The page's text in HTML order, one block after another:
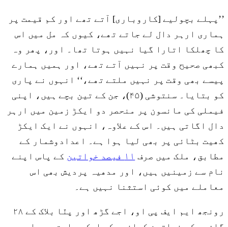
’’پہلے بچولیے [کاروباری] آتے تھے اور کم قیمت پر
ہماری ارہر دال لے جاتے تھے، کیوں کہ مل میں اس
کا چھلکا اتارا گیا نہیں ہوتا تھا۔ اور، پھر وہ
کبھی صحیح وقت پر نہیں آتے تھے، اور ہمیں ہمارے
پیسے بھی وقت پر نہیں ملتے تھے،‘‘ انہوں نے پاری
کو بتایا۔ سنتوشی (۴۵)، جن کے تین بچے ہیں، اپنی
فیملی کی مانسون پر منحصر دو ایکڑ زمین میں ارہر
دال اگاتی ہیں۔ اس کے علاوہ، انہوں نے ایک ایکڑ
کھیت بٹائی پر بھی لیا ہوا ہے۔ اعدادوشمار کے
مطابق، ملک میں صرف ۱۱ فیصد خواتین
کے پاس اپنے
نام سے زمینیں ہیں، اور مدھیہ پردیش بھی اس
معاملے میں کوئی استثنا نہیں ہے۔
رونجھ ایم ایف پی او، اجے گڑھ اور پنّا بلاک کے ۲۸